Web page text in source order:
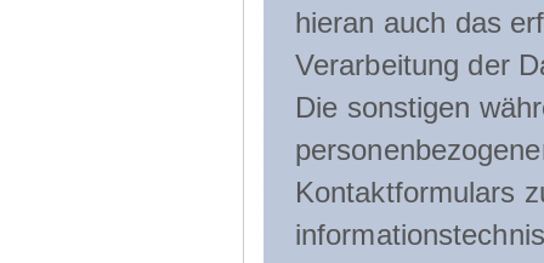
hieran auch das
Verarbeitung der
Die sonstigen
Kontaktformulars